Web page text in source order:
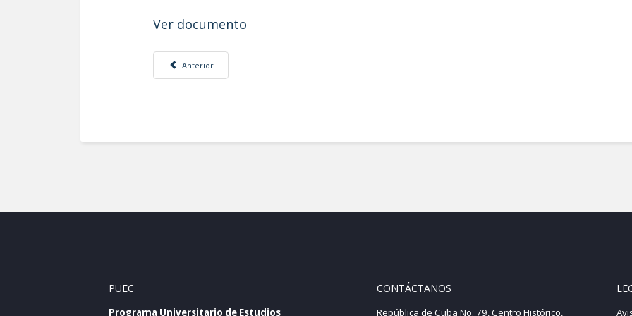
Ver documento
Artículo anterior: MENSAJE DE LA DRA. TAMARA MARTÍNEZ RUIZ, TITULAR DE LA COORDINACIÓN DE IGUALDAD DE GÉNERO
Anterior
PUEC
Programa Universitario de Estudios
CONTÁCTANOS
República de Cuba No. 79, Centro Histórico,